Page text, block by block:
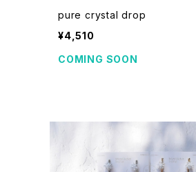
pure crystal drop
¥4,510
COMING SOON